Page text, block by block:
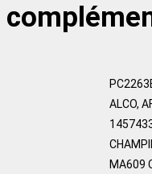
ALCO,
MA609